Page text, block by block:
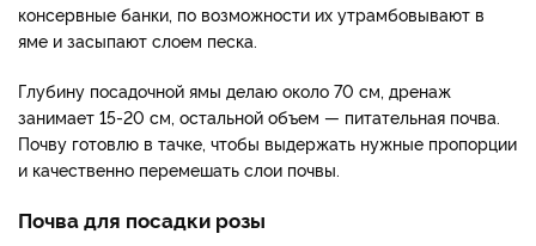
консервные банки, по возможности их утрамбовывают в
яме и засыпают слоем песка.
Глубину посадочной ямы делаю около 70 см, дренаж
занимает 15-20 см, остальной объем — питательная почва.
Почву готовлю в тачке, чтобы выдержать нужные пропорции
и качественно перемешать слои почвы.
Почва для посадки розы